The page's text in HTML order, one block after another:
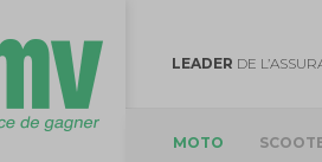
LEADER DE
MOTO